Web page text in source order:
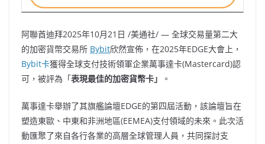
阿聯酋迪拜2025年10月21日 /美通社/ — 全球交易量第二大
的加密貨幣交易所 Bybit欣然宣佈，在2025年EDGE大會上，
Bybit卡獲得全球支付技術領軍企業萬事達卡(Mastercard)認
可，被評為「表現最佳的加密貨幣卡」 。
萬事達卡舉辦了其旗艦論壇EDGE的第四屆活動，該論壇旨在
塑造東歐、中東和非洲地區(EEMEA)支付領域的未來。此次活
動匯聚了來自各行各業的高層全球管理人員，共同探討支